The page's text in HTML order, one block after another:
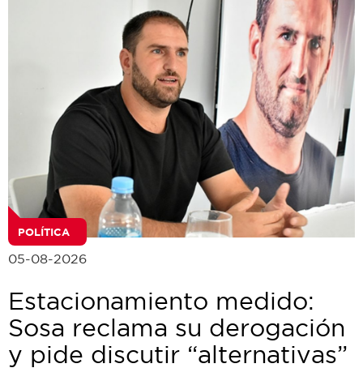
POLÍTICA
05-08-2026
Estacionamiento medido:
Sosa reclama su derogación
y pide discutir “alternativas”